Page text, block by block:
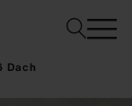
Dach